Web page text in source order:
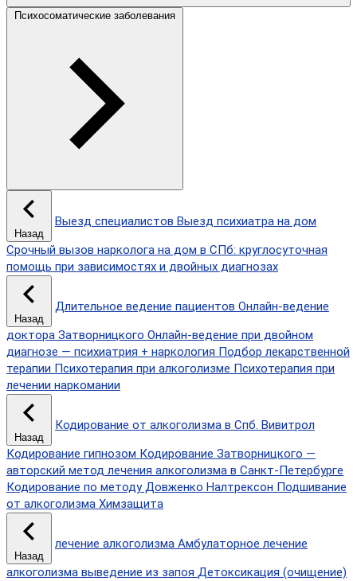
Психосоматические заболевания
Назад
Выезд специалистов Выезд психиатра на дом
Срочный вызов нарколога на дом в СПб: круглосуточная
помощь при зависимостях и двойных диагнозах
Назад
Длительное ведение пациентов Онлайн-ведение
доктора Затворницкого Онлайн‑ведение при двойном
диагнозе — психиатрия + наркология Подбор лекарственной
терапии Психотерапия при алкоголизме Психотерапия при
лечении наркомании
Назад
Кодирование от алкоголизма в Спб. Вивитрол
Кодирование гипнозом Кодирование Затворницкого —
авторский метод лечения алкоголизма в Санкт‑Петербурге
Кодирование по методу Довженко Налтрексон Подшивание
от алкоголизма Химзащита
Назад
лечение алкоголизма Амбулаторное лечение
алкоголизма выведение из запоя Детоксикация (очищение)